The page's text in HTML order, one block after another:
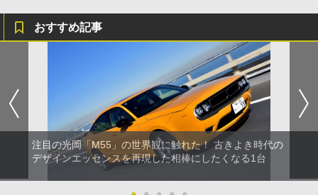
おすすめ記事
注目の光岡「M55」の世界観に触れた！ 古きよき時代の
デザインエッセンスを再現した相棒にしたくなる1台